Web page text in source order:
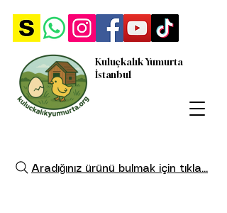
Kuluçkalık Yumurta
İstanbul
Aradığınız ürünü bulmak için tıkla...